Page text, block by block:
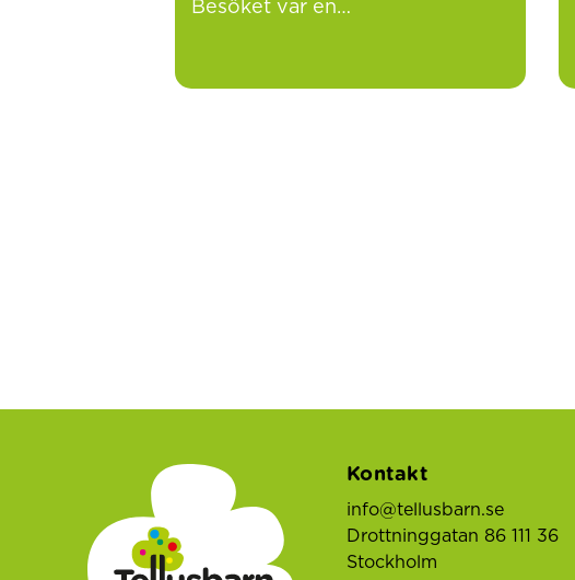
Besöket var en…
Kontakt
info@tellusbarn.se
Drottninggatan 86 111 36
Stockholm